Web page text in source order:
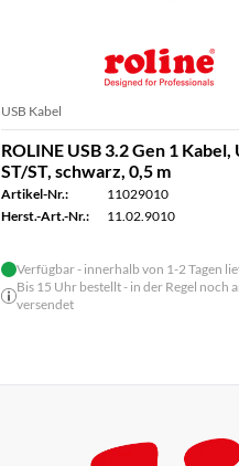
USB Kabel
ROLINE USB 3.2 Gen 1 Kabel,
ST/ST, schwarz, 0,5 m
Artikel-Nr.:
11029010
Herst.-Art.-Nr.:
11.02.9010
Verfügbar - innerhalb von 1-2 Tagen
Bis 15 Uhr bestellt - in der Regel noch
versendet